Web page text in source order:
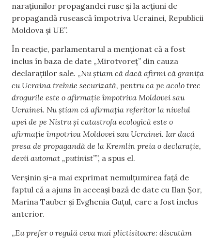
narațiunilor propagandei ruse și la acțiuni de
propagandă rusească împotriva Ucrainei, Republicii
Moldova și UE”.
În reacție, parlamentarul a menționat că a fost
inclus în baza de date „Mirotvoreț” din cauza
declarațiilor sale. „Nu știam că dacă afirmi că granița
cu Ucraina trebuie securizată, pentru ca pe acolo trec
drogurile este o afirmație împotriva Moldovei sau
Ucrainei. Nu știam că afirmația referitor la nivelul
apei de pe Nistru și catastrofa ecologică este o
afirmație împotriva Moldovei sau Ucrainei. Iar dacă
presa de propagandă de la Kremlin preia o declarație,
devii automat „putinist””, a spus el.
Verșinin și-a mai exprimat nemulțumirea față de
faptul că a ajuns în aceeași bază de date cu Ilan Șor,
Marina Tauber și Evghenia Guțul, care a fost inclus
anterior.
„Eu prefer o regulă ceva mai plictisitoare: discutăm